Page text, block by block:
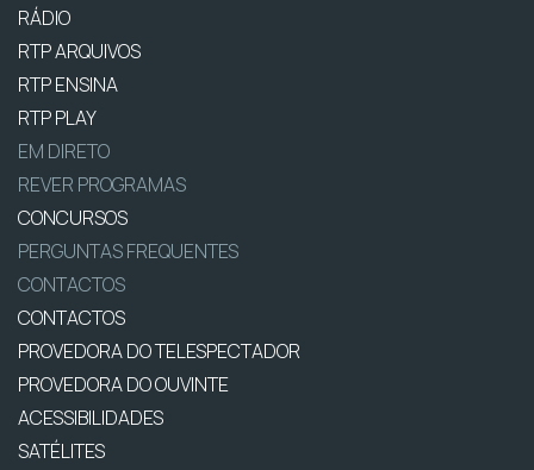
RÁDIO
RTP ARQUIVOS
RTP ENSINA
RTP PLAY
EM DIRETO
REVER PROGRAMAS
CONCURSOS
PERGUNTAS FREQUENTES
CONTACTOS
CONTACTOS
PROVEDORA DO TELESPECTADOR
PROVEDORA DO OUVINTE
ACESSIBILIDADES
SATÉLITES